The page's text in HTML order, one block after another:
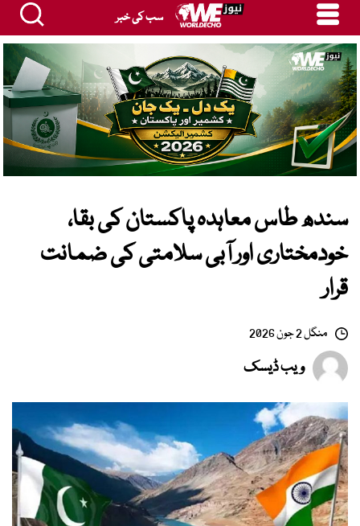
سب کی خبر
سندھ طاس معاہدہ پاکستان کی بقا،
خودمختاری اور آبی سلامتی کی ضمانت
قرار
منگل 2 جون 2026
ویب ڈیسک